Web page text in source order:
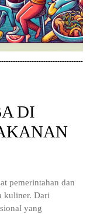
DI
pemerintahan dan
kuliner. Dari
yang